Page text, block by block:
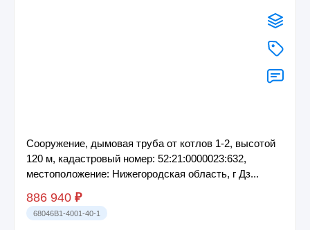
Сооружение, дымовая труба от котлов 1-2, высотой
120 м, кадастровый номер: 52:21:0000023:632,
местоположение: Нижегородская область, г Дз...
886 940 ₽
68046B1-4001-40-1